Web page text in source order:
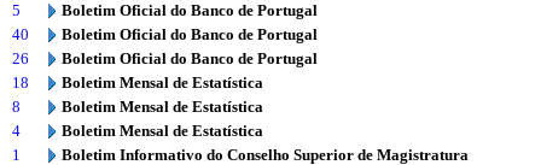
5
Boletim Oficial do Banco de Portugal
40
Boletim Oficial do Banco de Portugal
26
Boletim Oficial do Banco de Portugal
18
Boletim Mensal de Estatística
8
Boletim Mensal de Estatística
4
Boletim Mensal de Estatística
1
Boletim Informativo do Conselho Superior de Magistratura